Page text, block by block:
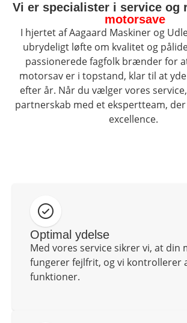
Tips og tricks
4.4 Google Reviews
4.7 Trustpilot
Vi er specialister i service og
motorsave
I hjertet af Aagaard Maskiner og
ubrydeligt løfte om kvalitet og
passionerede fagfolk brænder for
motorsav er i topstand, klar til at
efter år. Når du vælger vores
partnerskab med et ekspertteam,
excellence.
Optimal ydelse
Med vores service sikrer vi, at din
fungerer fejlfrit, og vi kontrollerer
funktioner.